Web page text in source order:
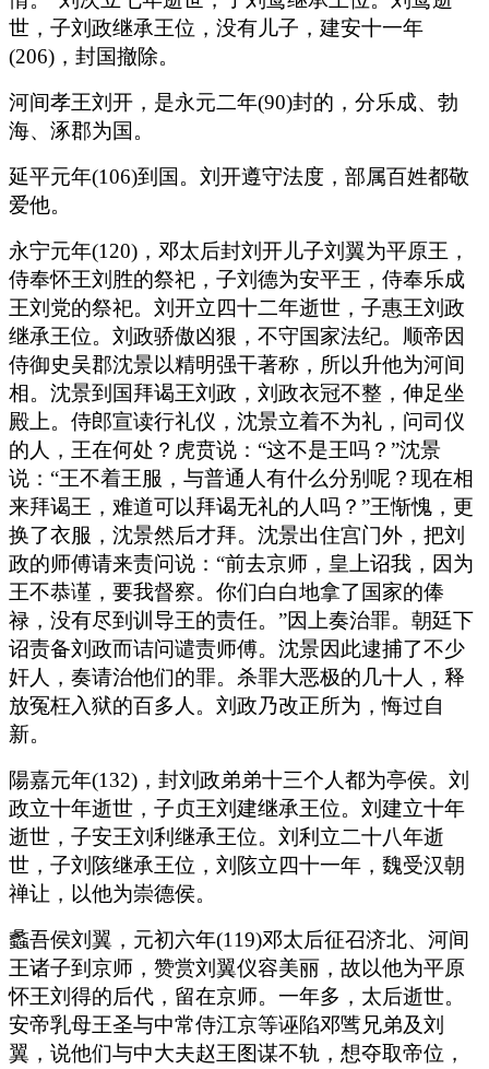
世，子刘政继承王位，没有儿子，建安十一年
(206)，封国撤除。
河间孝王刘开，是永元二年(90)封的，分乐成、勃
海、涿郡为国。
延平元年(106)到国。刘开遵守法度，部属百姓都敬
爱他。
永宁元年(120)，邓太后封刘开儿子刘翼为平原王，
侍奉怀王刘胜的祭祀，子刘德为安平王，侍奉乐成
王刘党的祭祀。刘开立四十二年逝世，子惠王刘政
继承王位。刘政骄傲凶狠，不守国家法纪。顺帝因
侍御史吴郡沈景以精明强干著称，所以升他为河间
相。沈景到国拜谒王刘政，刘政衣冠不整，伸足坐
殿上。侍郎宣读行礼仪，沈景立着不为礼，问司仪
的人，王在何处？虎贲说：“这不是王吗？”沈景
说：“王不着王服，与普通人有什么分别呢？现在相
来拜谒王，难道可以拜谒无礼的人吗？”王惭愧，更
换了衣服，沈景然后才拜。沈景出住宫门外，把刘
政的师傅请来责问说：“前去京师，皇上诏我，因为
王不恭谨，要我督察。你们白白地拿了国家的俸
禄，没有尽到训导王的责任。”因上奏治罪。朝廷下
诏责备刘政而诘问谴责师傅。沈景因此逮捕了不少
奸人，奏请治他们的罪。杀罪大恶极的几十人，释
放冤枉入狱的百多人。刘政乃改正所为，悔过自
新。
陽嘉元年(132)，封刘政弟弟十三个人都为亭侯。刘
政立十年逝世，子贞王刘建继承王位。刘建立十年
逝世，子安王刘利继承王位。刘利立二十八年逝
世，子刘陔继承王位，刘陔立四十一年，魏受汉朝
禅让，以他为崇德侯。
蠡吾侯刘翼，元初六年(119)邓太后征召济北、河间
王诸子到京师，赞赏刘翼仪容美丽，故以他为平原
怀王刘得的后代，留在京师。一年多，太后逝世。
安帝乳母王圣与中常侍江京等诬陷邓骘兄弟及刘
翼，说他们与中大夫赵王图谋不轨，想夺取帝位，